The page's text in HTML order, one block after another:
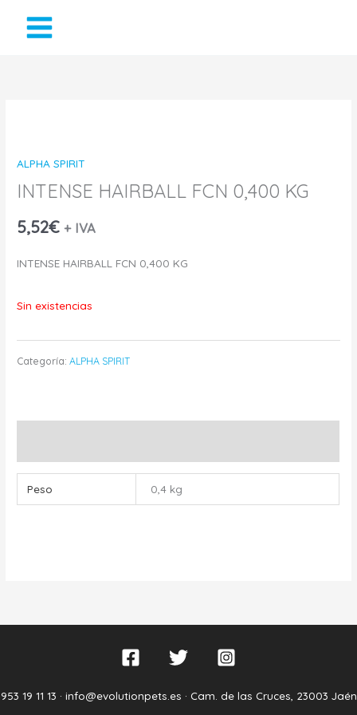
ALPHA SPIRIT
INTENSE HAIRBALL FCN 0,400 KG
5,52€ + IVA
INTENSE HAIRBALL FCN 0,400 KG
Sin existencias
Categoría:ALPHA SPIRIT
Peso 0,4 kg
953 19 11 13 · info@evolutionpets.es · Cam. de las Cruces, 23003 Jaén